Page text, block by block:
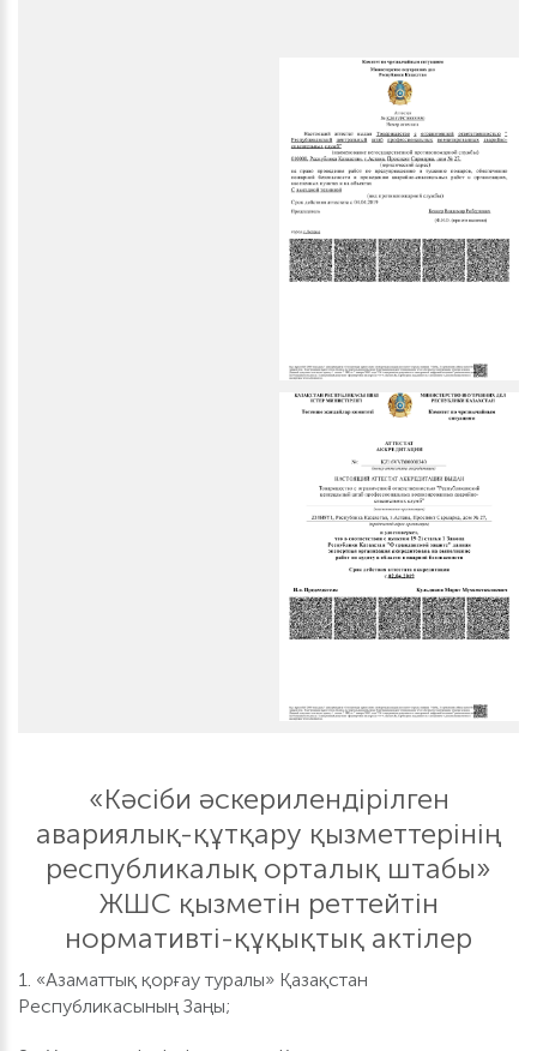
«Кәсіби әскерилендірілген
авариялық-құтқару қызметтерінің
республикалық орталық штабы»
ЖШС қызметін реттейтін
нормативті-құқықтық актілер
1. «Азаматтық қорғау туралы» Қазақстан
Республикасының Заңы;